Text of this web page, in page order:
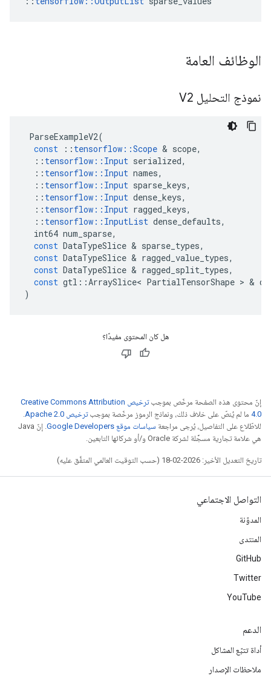
الوظائف العامة
نموذج التحليل V2
ParseExampleV2(
const
:: tensorflow ::Scope & scope,
:: tensorflow :: Input serialized,
:: tensorflow :: Input names,
:: tensorflow :: Input sparse_keys,
:: tensorflow :: Input dense_keys,
:: tensorflow :: Input ragged_keys,
:: tensorflow :: InputList dense_defaults,
int64 num_sparse,
const DataTypeSlice & sparse_types,
const DataTypeSlice & ragged_value_types,
const DataTypeSlice & ragged_split_types,
const gtl ::ArraySlice< PartialTensorShape > &
)
هل كان المحتوى مفيدًا؟
إنّ محتوى هذه الصفحة مرخّص بموجب
ترخيص Creative Commons Attribution
4.0‏ ما لم يُنصّ على خلاف ذلك، ونماذج الرموز مرخّصة بموجبترخيص Apache 2.0‏
.
للاطّلاع على التفاصيل، يُرجى مراجعة سياسات موقع Google Developers‏
. إنّ Java
هي علامة تجارية مسجَّلة لشركة Oracle و/أو شركائها التابعين.
تاريخ التعديل الأخير: 2026-02-18 (حسب التوقيت العالمي المتفَّق عليه)
التواصل الاجتماعي
المدوّنة
المنتدى
GitHub
Twitter
YouTube
الدعم
أداة تتبّع المشاكل
ملاحظات الإصدار